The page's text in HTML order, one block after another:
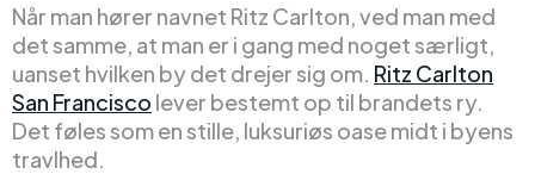
Når man hører navnet Ritz Carlton, ved man med
det samme, at man er i gang med noget særligt,
uanset hvilken by det drejer sig om. Ritz Carlton
San Francisco lever bestemt op til brandets ry.
Det føles som en stille, luksuriøs oase midt i byens
travlhed.